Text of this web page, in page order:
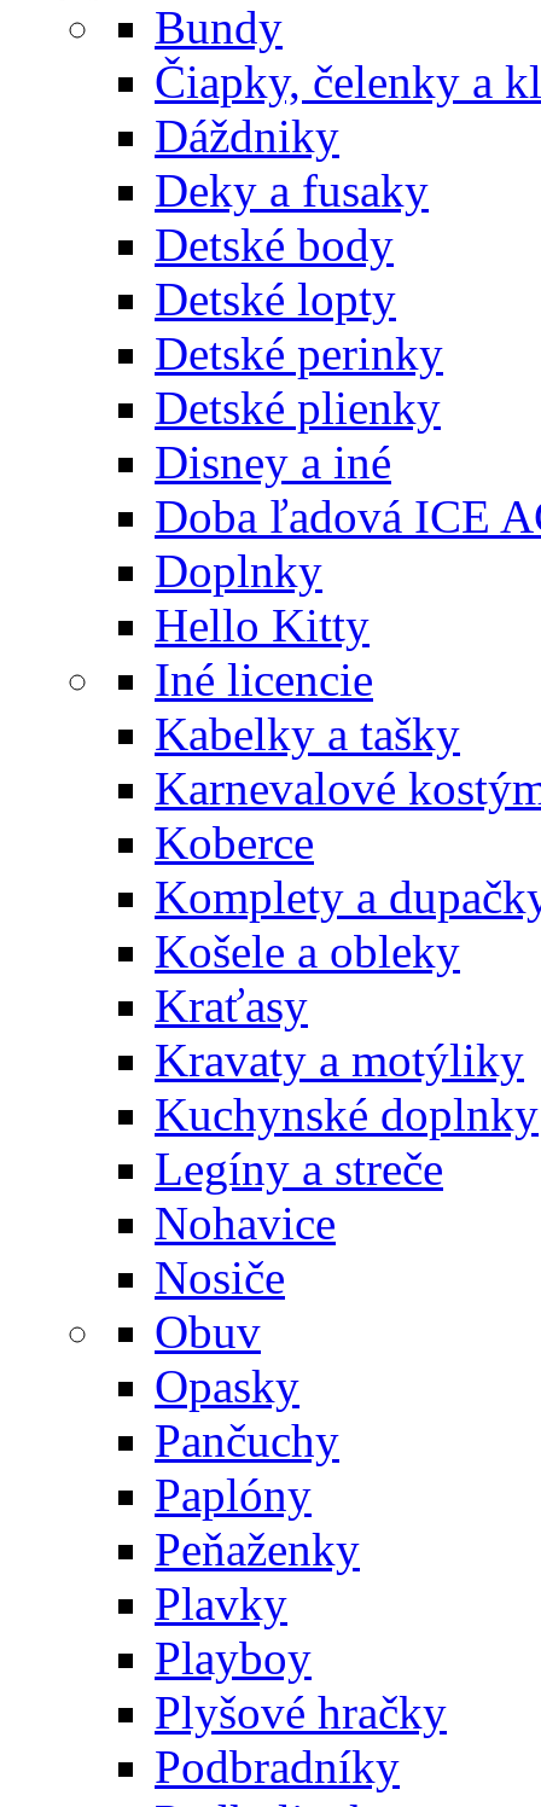
Bundy
Čiapky, čelenky a
Dáždniky
Deky a fusaky
Detské body
Detské lopty
Detské perinky
Detské plienky
Disney a iné
Doba ľadová ICE
Doplnky
Hello Kitty
Iné licencie
Kabelky a tašky
Karnevalové
Koberce
Komplety a
Košele a obleky
Kraťasy
Kravaty a motýliky
Kuchynské doplnky
Legíny a streče
Nohavice
Nosiče
Obuv
Opasky
Pančuchy
Paplóny
Peňaženky
Plavky
Playboy
Plyšové hračky
Podbradníky